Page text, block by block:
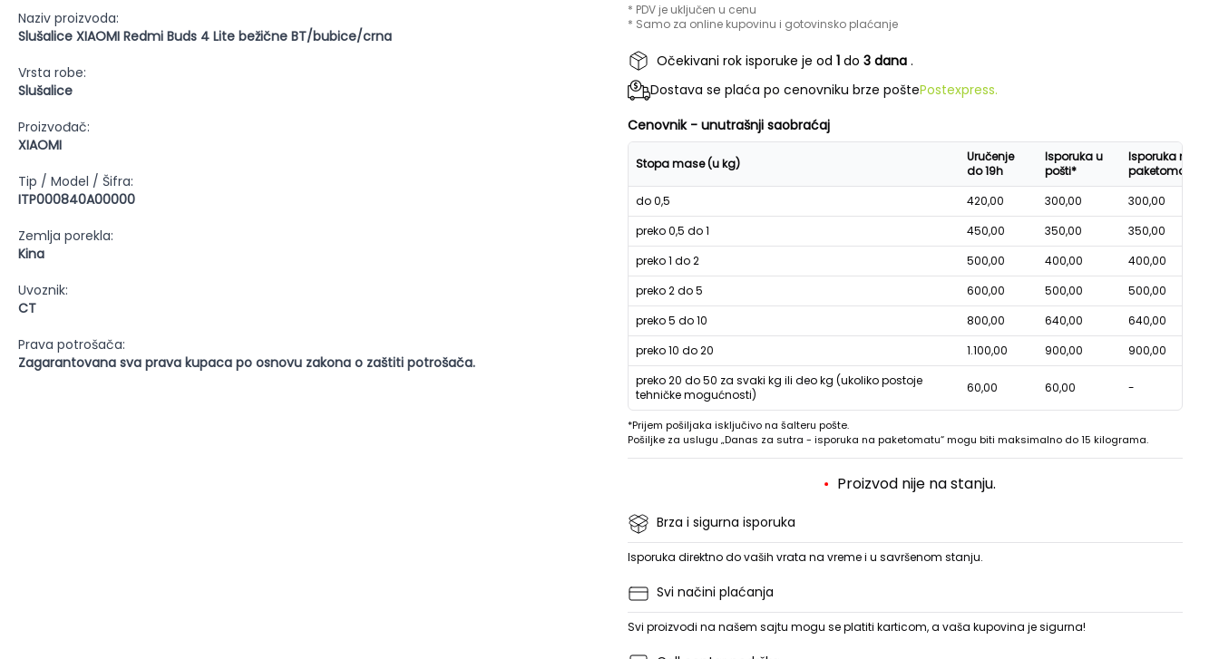
Naziv proizvoda:
Slušalice XIAOMI Redmi Buds 4 Lite bežične BT/bubice/crna
Vrsta robe:
Slušalice
Proizvođač:
XIAOMI
Tip / Model / Šifra:
ITP000840A00000
Zemlja porekla:
Kina
Uvoznik:
CT
Prava potrošača:
Zagarantovana sva prava kupaca po osnovu zakona o zaštiti potrošača.
* PDV je uključen u cenu
* Samo za online kupovinu i gotovinsko plaćanje
Očekivani rok isporuke je od 1 do 3 dana .
Dostava se plaća po cenovniku brze poštePostexpress.
Cenovnik - unutrašnji saobraćaj
Stopa mase (u kg)
Uručenje
do 19h
Isporuka u
pošti*
Isporuka na
paketomatu*
do 0,5
420,00 300,00
300,00
preko 0,5 do 1
450,00 350,00
350,00
preko 1 do 2
500,00 400,00
400,00
preko 2 do 5
600,00 500,00
500,00
preko 5 do 10
800,00 640,00
640,00
preko 10 do 20
1.100,00 900,00
900,00
preko 20 do 50 za svaki kg ili deo kg (ukoliko postoje
tehničke mogućnosti)
60,00 60,00 -
*Prijem pošiljaka isključivo na šalteru pošte.
Pošiljke za uslugu „Danas za sutra - isporuka na paketomatu“ mogu biti maksimalno do 15 kilograma.
Proizvod nije na stanju.
Brza i sigurna isporuka
Isporuka direktno do vaših vrata na vreme i u savršenom stanju.
Svi načini plaćanja
Svi proizvodi na našem sajtu mogu se platiti karticom, a vaša kupovina je sigurna!